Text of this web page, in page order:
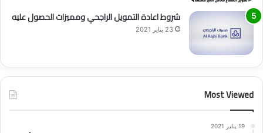
شروط اعادة التمويل الراجحي ومميزات الحصول عليه
23 يناير 2021
Most Viewed
19 يناير 2021